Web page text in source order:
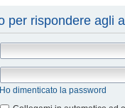
per rispondere agli
Ho dimenticato la password